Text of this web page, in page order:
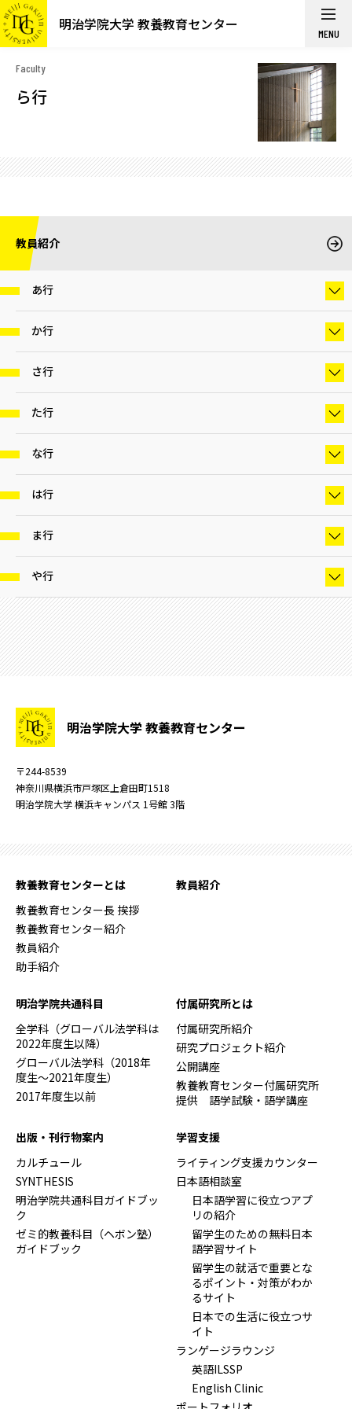
明治学院大学 教養教育センター MENU
Faculty
ら行
教員紹介
あ行
か行
さ行
た行
な行
は行
ま行
や行
明治学院大学 教養教育センター
〒244-8539
神奈川県横浜市戸塚区上倉田町1518
明治学院大学 横浜キャンパス 1号館 3階
教養教育センターとは
教養教育センター長 挨拶
教養教育センター紹介
教員紹介
助手紹介
教員紹介
明治学院共通科目
全学科（グローバル法学科は
2022年度生以降）
グローバル法学科（2018年
度生～2021年度生）
2017年度生以前
付属研究所とは
付属研究所紹介
研究プロジェクト紹介
公開講座
教養教育センター付属研究所
提供 語学試験・語学講座
出版・刊行物案内
カルチュール
SYNTHESIS
明治学院共通科目ガイドブッ
ク
ゼミ的教養科目（ヘボン塾）
ガイドブック
学習支援
ライティング支援カウンター
日本語相談室
日本語学習に役立つアプ
リの紹介
留学生のための無料日本
語学習サイト
留学生の就活で重要とな
るポイント・対策がわか
るサイト
日本での生活に役立つサ
イト
ランゲージラウンジ
英語ILSSP
English Clinic